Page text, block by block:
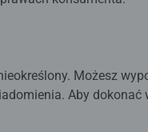
Możesz
Aby